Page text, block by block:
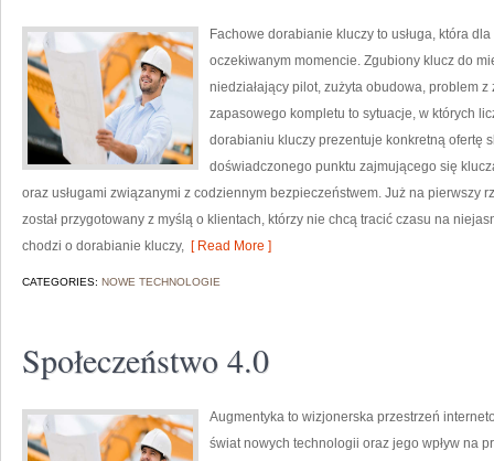
Fachowe dorabianie kluczy to usługa, która
oczekiwanym momencie. Zgubiony klucz do
niedziałający pilot, zużyta obudowa, problem
zapasowego kompletu to sytuacje, w których
dorabianiu kluczy prezentuje konkretną ofertę
doświadczonego punktu zajmującego się
oraz usługami związanymi z codziennym bezpieczeństwem. Już na pierwszy
został przygotowany z myślą o klientach, którzy nie chcą tracić czasu na
chodzi o dorabianie kluczy, [ Read More ]
CATEGORIES: NOWE TECHNOLOGIE
Społeczeństwo 4.0
Augmentyka to wizjonerska przestrzeń
świat nowych technologii oraz jego wpływ na